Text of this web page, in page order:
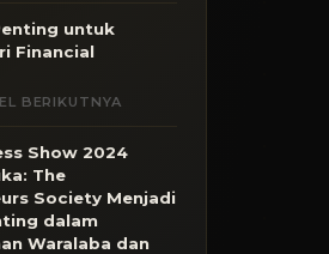
untuk
Financial
BERIKUTNYA
Show 2024
The
Society Menjadi
dalam
Waralaba dan